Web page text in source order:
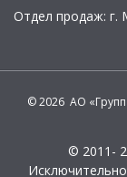
Отдел продаж: г.
© 2026 АО
© 2011-